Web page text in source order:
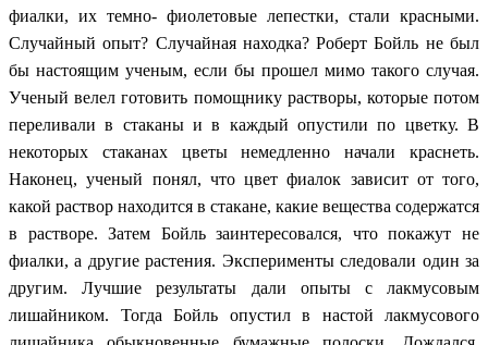
фиалки, их темно- фиолетовые лепестки, стали красными.
Случайный опыт? Случайная находка? Роберт Бойль не был
бы настоящим ученым, если бы прошел мимо такого случая.
Ученый велел готовить помощнику растворы, которые потом
переливали в стаканы и в каждый опустили по цветку. В
некоторых стаканах цветы немедленно начали краснеть.
Наконец, ученый понял, что цвет фиалок зависит от того,
какой раствор находится в стакане, какие вещества содержатся
в растворе. Затем Бойль заинтересовался, что покажут не
фиалки, а другие растения. Эксперименты следовали один за
другим. Лучшие результаты дали опыты с лакмусовым
лишайником. Тогда Бойль опустил в настой лакмусового